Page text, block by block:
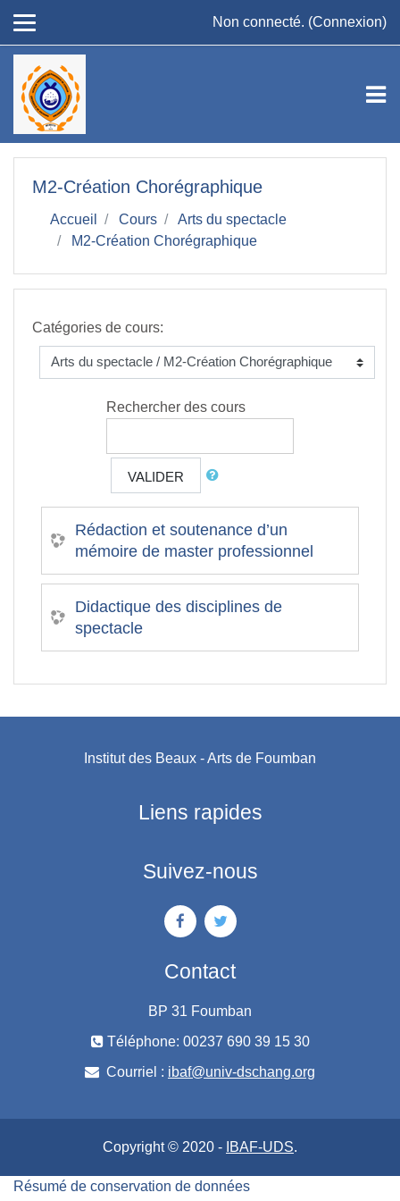
Non connecté. (Connexion)
M2-Création Chorégraphique
Accueil Cours
Arts du spectacle
M2-Création Chorégraphique
Catégories de cours:
Rechercher des cours
VALIDER
Rédaction et soutenance d’un
mémoire de master professionnel
Didactique des disciplines de
spectacle
Institut des Beaux - Arts de Foumban
Liens rapides
Suivez-nous
Contact
BP 31 Foumban
Téléphone: 00237 690 39 15 30
Courriel : ibaf@univ-dschang.org
Copyright © 2020 - IBAF-UDS.
Résumé de conservation de données